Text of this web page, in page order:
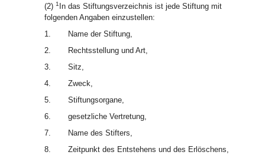
(2) 1 In das Stiftungsverzeichnis ist jede Stiftung mit
folgenden Angaben einzustellen:
1.
Name der Stiftung,
2.
Rechtsstellung und Art,
3.
Sitz,
4.
Zweck,
5.
Stiftungsorgane,
6.
gesetzliche Vertretung,
7.
Name des Stifters,
8.
Zeitpunkt des Entstehens und des Erlöschens,